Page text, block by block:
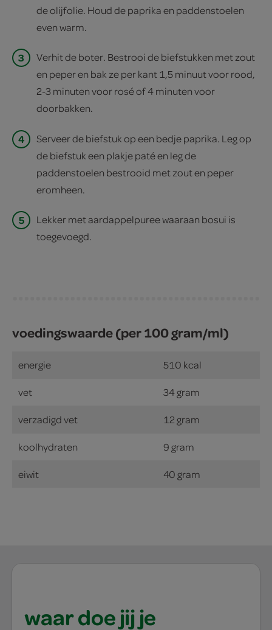
de olijfolie. Houd de paprika en paddenstoelen
even warm.
3
Verhit de boter. Bestrooi de biefstukken met zout
en peper en bak ze per kant 1,5 minuut voor rood,
2-3 minuten voor rosé of 4 minuten voor
doorbakken.
4
Serveer de biefstuk op een bedje paprika. Leg op
de biefstuk een plakje paté en leg de
paddenstoelen bestrooid met zout en peper
eromheen.
5
Lekker met aardappelpuree waaraan bosui is
toegevoegd.
voedingswaarde (per 100 gram/ml)
energie 510 kcal
vet 34 gram
verzadigd vet 12 gram
koolhydraten 9 gram
eiwit 40 gram
waar doe jij je